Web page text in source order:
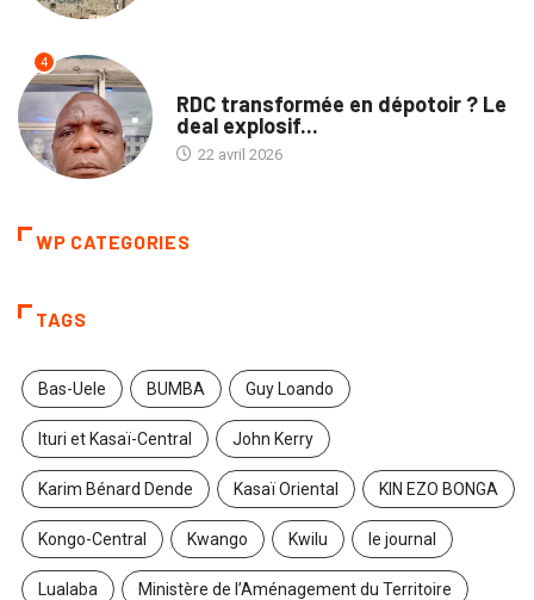
4
RDC transformée en dépotoir ? Le
deal explosif...
22 avril 2026
WP CATEGORIES
TAGS
Bas-Uele BUMBA Guy Loando
Ituri et Kasaï-Central John Kerry
Karim Bénard Dende Kasaï Oriental KIN EZO BONGA
Kongo-Central Kwango Kwilu le journal
Lualaba Ministère de l’Aménagement du Territoire